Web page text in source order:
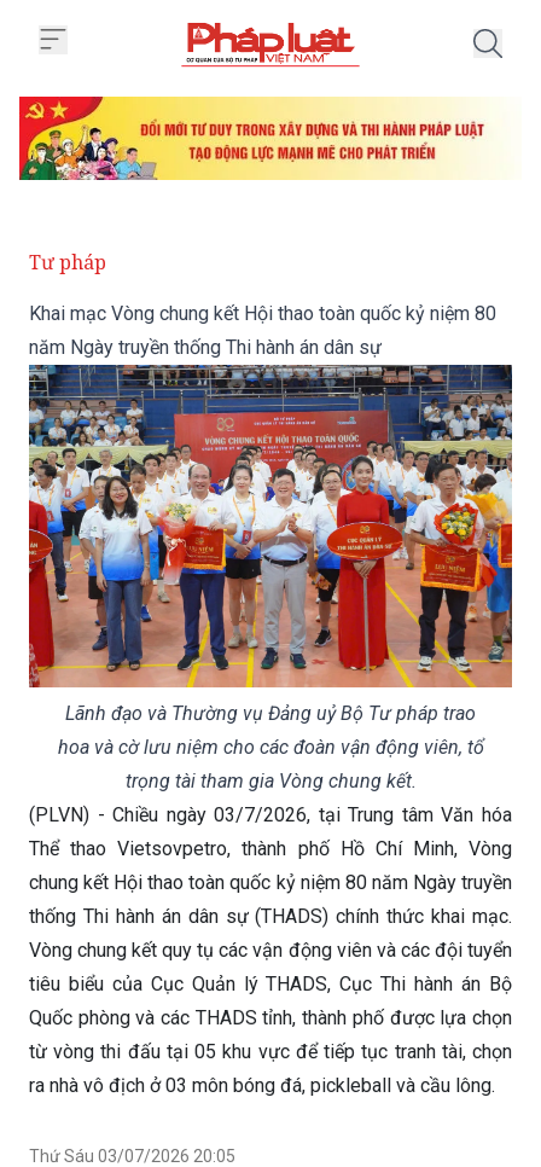
Tư pháp
Khai mạc Vòng chung kết Hội thao toàn quốc kỷ niệm 80
năm Ngày truyền thống Thi hành án dân sự
Lãnh đạo và Thường vụ Đảng uỷ Bộ Tư pháp trao
hoa và cờ lưu niệm cho các đoàn vận động viên, tổ
trọng tài tham gia Vòng chung kết.
(PLVN) - Chiều ngày 03/7/2026, tại Trung tâm Văn hóa
Thể thao Vietsovpetro, thành phố Hồ Chí Minh, Vòng
chung kết Hội thao toàn quốc kỷ niệm 80 năm Ngày truyền
thống Thi hành án dân sự (THADS) chính thức khai mạc.
Vòng chung kết quy tụ các vận động viên và các đội tuyển
tiêu biểu của Cục Quản lý THADS, Cục Thi hành án Bộ
Quốc phòng và các THADS tỉnh, thành phố được lựa chọn
từ vòng thi đấu tại 05 khu vực để tiếp tục tranh tài, chọn
ra nhà vô địch ở 03 môn bóng đá, pickleball và cầu lông.
Thứ Sáu 03/07/2026 20:05